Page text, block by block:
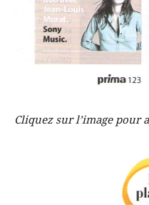
Cliquez sur l’image pour